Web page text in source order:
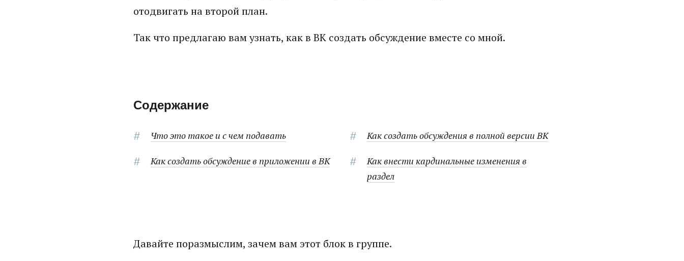
отодвигать на второй план.
Так что предлагаю вам узнать, как в ВК создать обсуждение вместе со мной.
Содержание
Что это такое и с чем подавать
Как создать обсуждение в приложении в ВК
Как создать обсуждения в полной версии ВК
Как внести кардинальные изменения в
раздел
Давайте поразмыслим, зачем вам этот блок в группе.